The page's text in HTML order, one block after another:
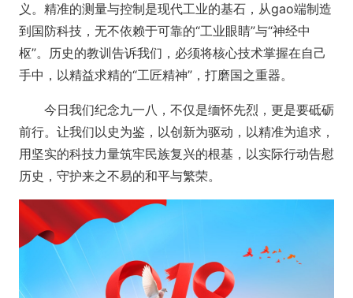
义。精准的测量与控制是现代工业的基石，从gao端制造
到国防科技，无不依赖于可靠的“工业眼睛”与“神经中
枢”。历史的教训告诉我们，必须将核心技术掌握在自己
手中，以精益求精的“工匠精神”，打磨国之重器。
今日我们纪念九一八，不仅是缅怀先烈，更是要砥砺
前行。让我们以史为鉴，以创新为驱动，以精准为追求，
用坚实的科技力量筑牢民族复兴的根基，以实际行动告慰
历史，守护来之不易的和平与繁荣。